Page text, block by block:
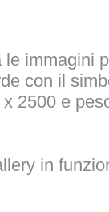
immagini
con il
2500 e
in